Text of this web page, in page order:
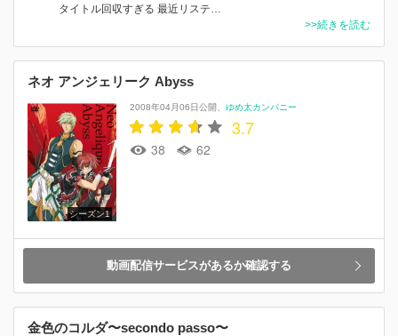
タイトル回収すぎる 最近リステ…
>>続きを読む
ネオ アンジェリーク Abyss
シーズン1
2008年04月06日公開 ゆめ太カンパニー
3.7
38 62
動画配信サービスがあるか確認する
金色のコルダ〜secondo passo〜